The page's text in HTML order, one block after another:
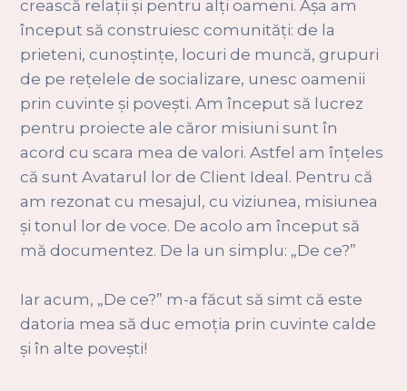
crească relații și pentru alți oameni. Așa am
început să construiesc comunități: de la
prieteni, cunoștințe, locuri de muncă, grupuri
de pe rețelele de socializare, unesc oamenii
prin cuvinte și povești. Am început să lucrez
pentru proiecte ale căror misiuni sunt în
acord cu scara mea de valori. Astfel am înțeles
că sunt Avatarul lor de Client Ideal. Pentru că
am rezonat cu mesajul, cu viziunea, misiunea
și tonul lor de voce. De acolo am început să
mă documentez. De la un simplu: „De ce?”
Iar acum, „De ce?” m-a făcut să simt că este
datoria mea să duc emoția prin cuvinte calde
și în alte povești!